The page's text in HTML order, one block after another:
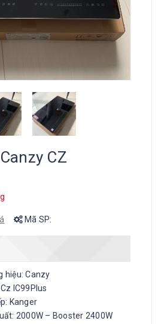
CZ
Mã SP:
hiệu: Canzy
IC99Plus
Kanger
2000W – Booster 2400W